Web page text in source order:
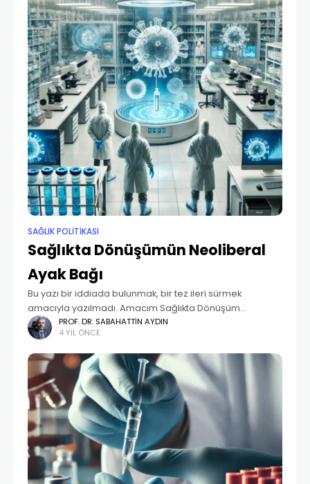
SAĞLIK POLITIKASI
Sağlıkta Dönüşümün Neoliberal
Ayak Bağı
Bu yazı bir iddiada bulunmak, bir tez ileri sürmek
amacıyla yazılmadı. Amacım Sağlıkta Dönüşüm
Programını savunmak da değil. Aksine, ilk günlerden
itibaren insan merkezli bir sağlık sistemi oluşturma
gayretlerine karşın,
PROF. DR. SABAHATTIN AYDIN
4 YIL ÖNCE